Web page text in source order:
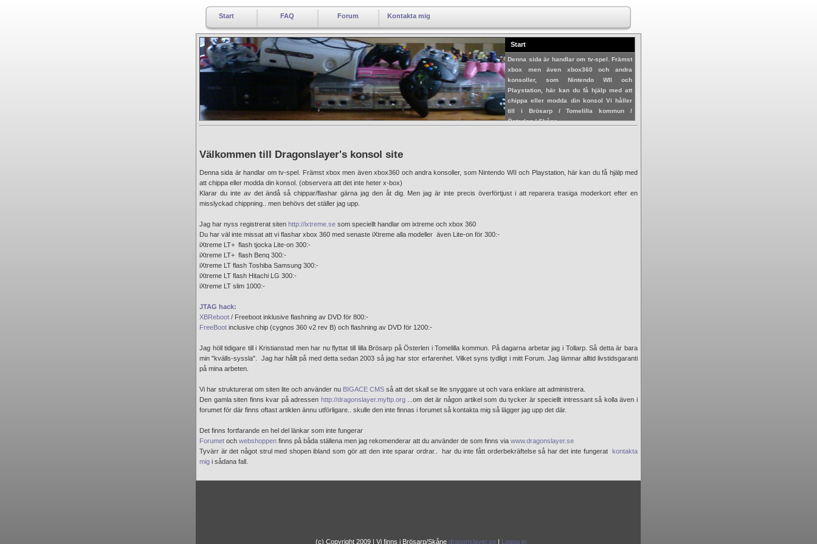
Start FAQ Forum Kontakta mig
Start
Denna sida är handlar om tv-spel. Främst
xbox men även xbox360 och andra
konsoller, som Nintendo WII och
Playstation, här kan du få hjälp med att
chippa eller modda din konsol Vi håller
till i Brösarp / Tomelilla kommun /
Österlen / Skåne
Välkommen till Dragonslayer's konsol site
Denna sida är handlar om tv-spel. Främst xbox men även xbox360 och andra konsoller, som Nintendo WII och Playstation, här kan du få hjälp med
att chippa eller modda din konsol. (observera att det inte heter x-box)
Klarar du inte av det ändå så chippar/flashar gärna jag den åt dig. Men jag är inte precis överförtjust i att reparera trasiga moderkort efter en
misslyckad chippning.. men behövs det ställer jag upp.
Jag har nyss registrerat siten http://ixtreme.se som speciellt handlar om ixtreme och xbox 360
Du har väl inte missat att vi flashar xbox 360 med senaste iXtreme alla modeller även Lite-on för 300:-
iXtreme LT+ flash tjocka Lite-on 300:-
iXtreme LT+ flash Benq 300:-
iXtreme LT flash Toshiba Samsung 300:-
iXtreme LT flash Hitachi LG 300:-
iXtreme LT slim 1000:-
JTAG hack:
XBReboot / Freeboot inklusive flashning av DVD för 800:-
FreeBoot inclusive chip (cygnos 360 v2 rev B) och flashning av DVD för 1200:-
Jag höll tidigare till i Kristianstad men har nu flyttat till lilla Brösarp på Österlen i Tomelilla kommun. På dagarna arbetar jag i Tollarp. Så detta är bara
min "kvälls-syssla". Jag har hållt på med detta sedan 2003 så jag har stor erfarenhet. Vilket syns tydligt i mitt Forum. Jag lämnar alltid livstidsgaranti
på mina arbeten.
Vi har strukturerat om siten lite och använder nu BIGACE CMS så att det skall se lite snyggare ut och vara enklare att administrera.
Den gamla siten finns kvar på adressen http://dragonslayer.myftp.org...om det är någon artikel som du tycker är speciellt intressant så kolla även i
forumet för där finns oftast artiklen ännu utförligare.. skulle den inte finnas i forumet så kontakta mig så lägger jag upp det där.
Det finns fortfarande en hel del länkar som inte fungerar
Forumet och webshoppen finns på båda ställena men jag rekomenderar att du använder de som finns via www.dragonslayer.se
Tyvärr är det något strul med shopen ibland som gör att den inte sparar ordrar.. har du inte fått orderbekräftelse så har det inte fungerat kontakta
mig i sådana fall.
(c) Copyright 2009 | Vi finns i Brösarp/Skåne dragonslayer.se Logga in